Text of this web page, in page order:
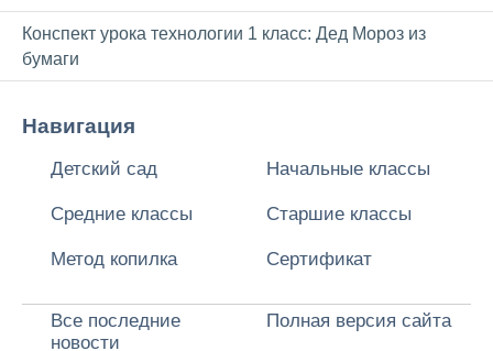
Конспект урока технологии 1 класс: Дед Мороз из
бумаги
Навигация
Детский сад Начальные классы
Средние классы Старшие классы
Метод копилка Сертификат
Все последние
новости
Полная версия сайта